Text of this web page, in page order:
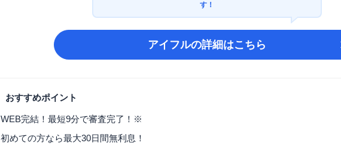
す！
アイフルの詳細はこちら
おすすめポイント
WEB完結！最短9分で審査完了！※
初めての方なら最大30日間無利息！